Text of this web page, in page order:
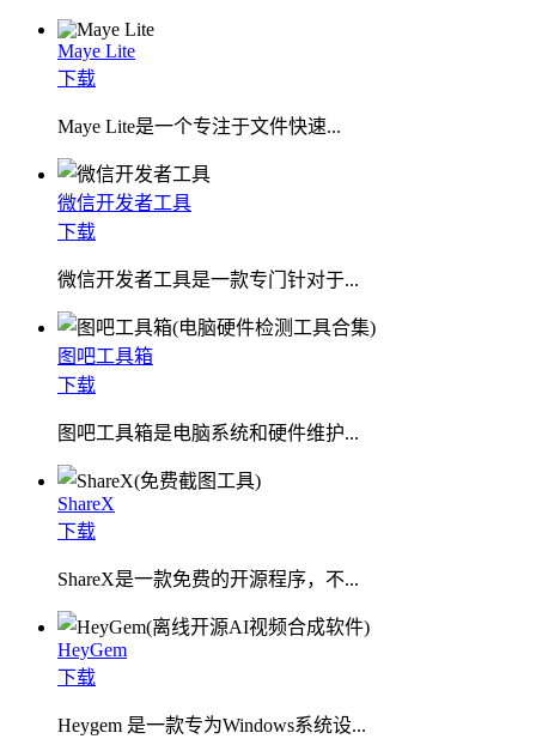
Maye Lite
下载
​Maye Lite是一个专注于文件快速...
微信开发者工具
下载
微信开发者工具是一款专门针对于...
图吧工具箱
下载
图吧工具箱是电脑系统和硬件维护...
ShareX
下载
ShareX是一款免费的开源程序，不...
HeyGem
下载
Heygem 是一款专为Windows系统设...